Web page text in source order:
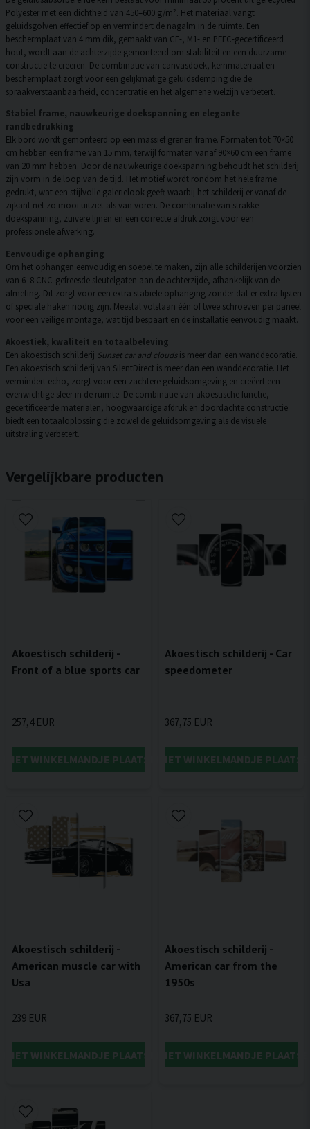
Polyester met een dichtheid van 450–600 g/m². Het materiaal vangt
geluidsgolven effectief op en vermindert de nagalm in de ruimte. Een
beschermplaat van 4 mm dik, gemaakt van CE-, M1- en PEFC-gecertificeerd
hout, wordt aan de achterzijde gemonteerd om stabiliteit en een duurzame
constructie te creëren. De combinatie van canvasdoek, kernmateriaal en
beschermplaat zorgt voor een gelijkmatige geluidsdemping die de
spraakverstaanbaarheid, concentratie en het algemene welzijn verbetert.
Stabiel frame, nauwkeurige doekspanning en elegante
randbedrukking
Elk bord wordt gemonteerd op een massief grenen frame. Formaten tot 70×50
cm hebben een frame van 15 mm, terwijl formaten vanaf 90×60 cm een frame
van 20 mm hebben. Door de nauwkeurige doekspanning behoudt het schilderij
zijn vorm in de loop van de tijd. Het motief wordt rondom het hele frame
gedrukt, wat een stijlvolle galerielook geeft waarbij het schilderij er vanaf de
zijkant net zo mooi uitziet als van voren. De combinatie van strakke
doekspanning, zuivere lijnen en een correcte afdruk zorgt voor een
professionele afwerking.
Eenvoudige ophanging
Om het ophangen eenvoudig en soepel te maken, zijn alle schilderijen voorzien
van 6–8 CNC-gefreesde sleutelgaten aan de achterzijde, afhankelijk van de
afmeting. Dit zorgt voor een extra stabiele ophanging zonder dat er extra lijsten
of speciale haken nodig zijn. Meestal volstaan één of twee schroeven per paneel
voor een veilige montage, wat tijd bespaart en de installatie eenvoudig maakt.
Akoestiek, kwaliteit en totaalbeleving
Een akoestisch schilderij Sunset car and cloudsis meer dan een wanddecoratie.
Een akoestisch schilderij van SilentDirect is meer dan een wanddecoratie. Het
vermindert echo, zorgt voor een zachtere geluidsomgeving en creëert een
evenwichtige sfeer in de ruimte. De combinatie van akoestische functie,
gecertificeerde materialen, hoogwaardige afdruk en doordachte constructie
biedt een totaaloplossing die zowel de geluidsomgeving als de visuele
uitstraling verbetert.
Vergelijkbare producten
Akoestisch schilderij -
Front of a blue sports car
257,4 EUR
HET WINKELMANDJE PLAATSEN
Akoestisch schilderij - Car
speedometer
367,75 EUR
IN HET WINKELMANDJE
Akoestisch schilderij -
American muscle car with
Usa
239 EUR
HET WINKELMANDJE PLAATSEN
Akoestisch schilderij -
American car from the
1950s
367,75 EUR
IN HET WINKELMANDJE